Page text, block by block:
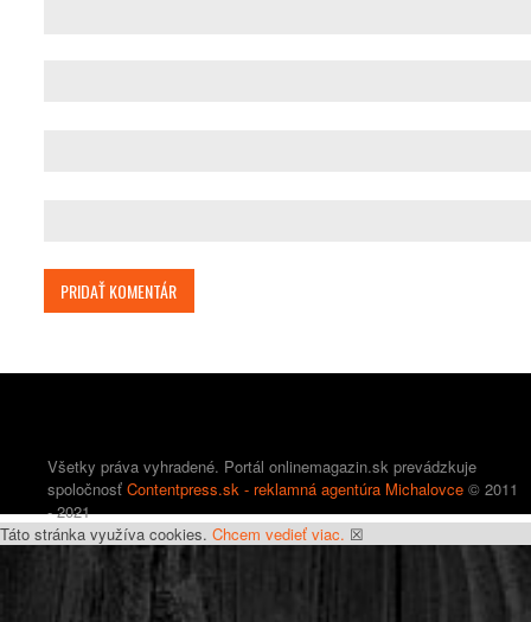
Všetky práva vyhradené. Portál onlinemagazin.sk prevádzkuje
spoločnosť Contentpress.sk - reklamná agentúra Michalovce © 2011
- 2021
Táto stránka využíva cookies. Chcem vedieť viac. ☒